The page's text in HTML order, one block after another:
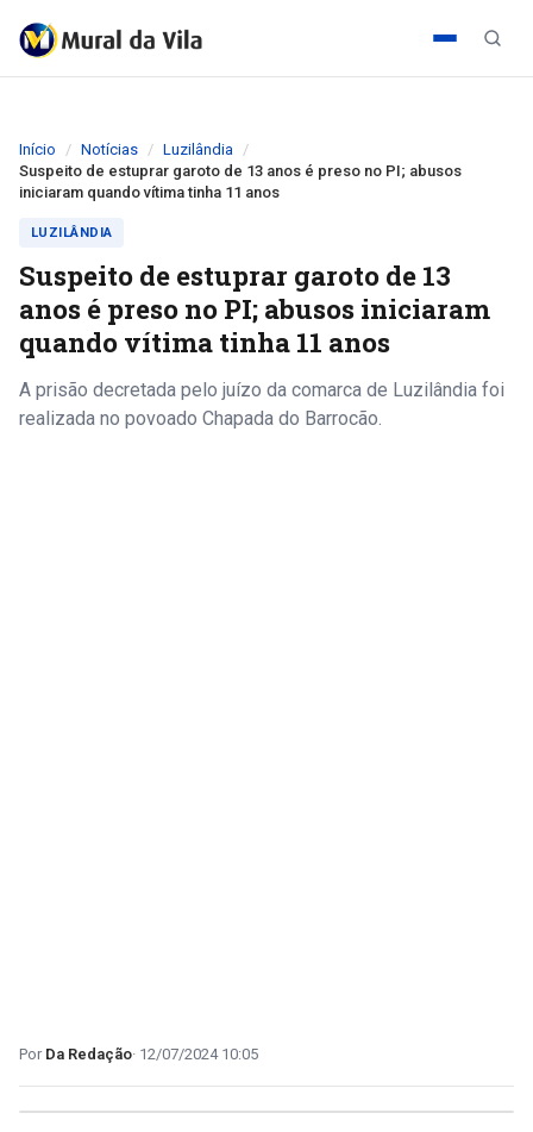
Início Notícias
Luzilândia
Suspeito de estuprar garoto de 13 anos é preso no PI; abusos
iniciaram quando vítima tinha 11 anos
LUZILÂNDIA
Suspeito de estuprar garoto de 13
anos é preso no PI; abusos iniciaram
quando vítima tinha 11 anos
A prisão decretada pelo juízo da comarca de Luzilândia foi
realizada no povoado Chapada do Barrocão.
Da Redação 12/07/2024 10:05